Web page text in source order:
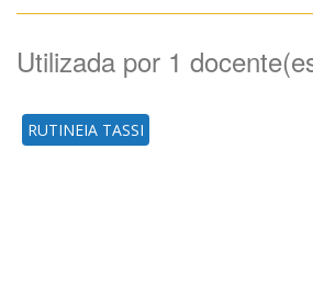
Utilizada por 1
RUTINEIA TASSI